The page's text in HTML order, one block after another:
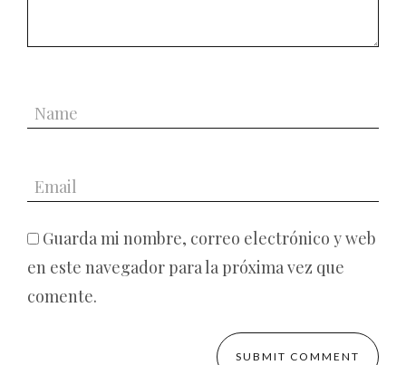
Guarda mi nombre, correo electrónico y web
en este navegador para la próxima vez que
comente.